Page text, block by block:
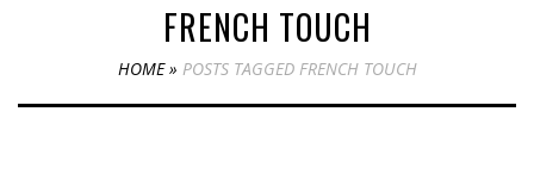
FRENCH TOUCH
HOME» POSTS TAGGED FRENCH TOUCH